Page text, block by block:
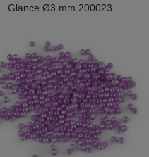
Glance Ø3 mm 200023